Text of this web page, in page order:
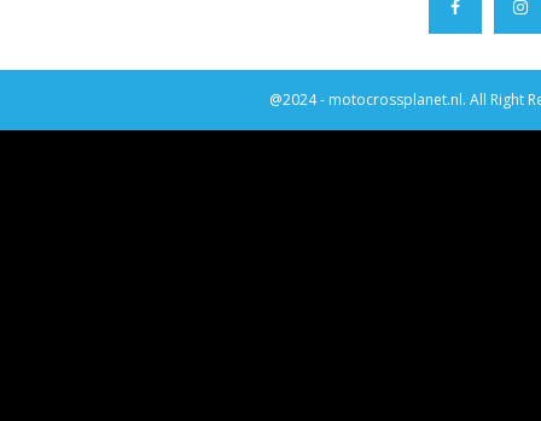
@2024 - motocrossplanet.nl. All Right